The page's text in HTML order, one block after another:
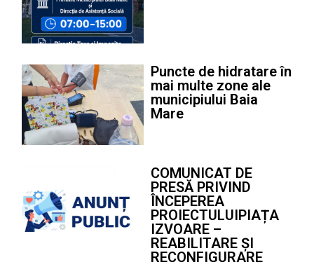
Puncte de hidratare în
mai multe zone ale
municipiului Baia
Mare
COMUNICAT DE
PRESĂ PRIVIND
ÎNCEPEREA
PROIECTULUIPIAȚA
IZVOARE –
REABILITARE ȘI
RECONFIGURARE